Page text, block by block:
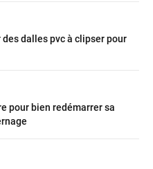
des dalles pvc à clipser pour
pour bien redémarrer sa